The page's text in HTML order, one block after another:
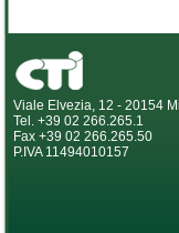
Viale Elvezia, 12 - 20154
Tel. +39 02 266.265.1
Fax +39 02 266.265.50
P.IVA 11494010157